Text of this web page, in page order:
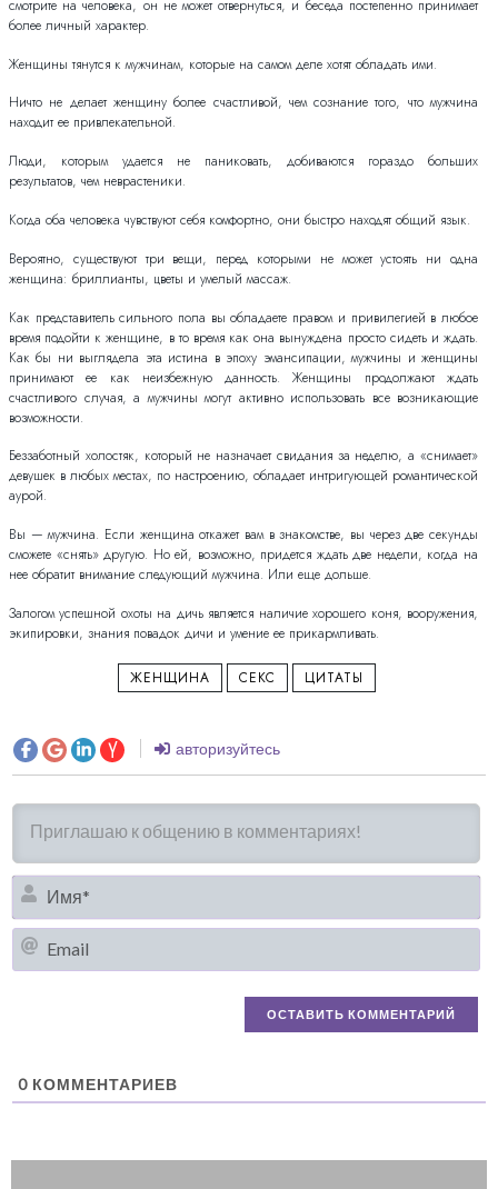
смотрите на человека, он не может отвернуться, и беседа постепенно принимает
более личный характер.
Женщины тянутся к мужчинам, которые на самом деле хотят обладать ими.
Ничто не делает женщину более счастливой, чем сознание того, что мужчина
находит ее привлекательной.
Люди, которым удается не паниковать, добиваются гораздо больших
результатов, чем неврастеники.
Когда оба человека чувствуют себя комфортно, они быстро находят общий язык.
Вероятно, существуют три вещи, перед которыми не может устоять ни одна
женщина: бриллианты, цветы и умелый массаж.
Как представитель сильного пола вы обладаете правом и привилегией в любое
время подойти к женщине, в то время как она вынуждена просто сидеть и ждать.
Как бы ни выглядела эта истина в эпоху эмансипации, мужчины и женщины
принимают ее как неизбежную данность. Женщины продолжают ждать
счастливого случая, а мужчины могут активно использовать все возникающие
возможности.
Беззаботный холостяк, который не назначает свидания за неделю, а «снимает»
девушек в любых местах, по настроению, обладает интригующей романтической
аурой.
Вы — мужчина. Если женщина откажет вам в знакомстве, вы через две секунды
сможете «снять» другую. Но ей, возможно, придется ждать две недели, когда на
нее обратит внимание следующий мужчина. Или еще дольше.
Залогом успешной охоты на дичь является наличие хорошего коня, вооружения,
экипировки, знания повадок дичи и умение ее прикармливать.
ЖЕНЩИНА СЕКС ЦИТАТЫ
авторизуйтесь
0 КОММЕНТАРИЕВ